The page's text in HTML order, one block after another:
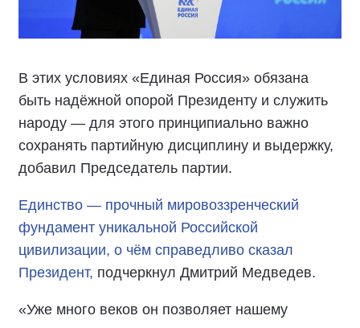
В этих условиях «Единая Россия» обязана
быть надёжной опорой Президенту и служить
народу — для этого принципиально важно
сохранять партийную дисциплину и выдержку,
добавил Председатель партии.
Единство — прочный мировоззренческий
фундамент уникальной Российской
цивилизации, о чём справедливо сказал
Президент, подчеркнул Дмитрий Медведев.
«Уже много веков он позволяет нашему